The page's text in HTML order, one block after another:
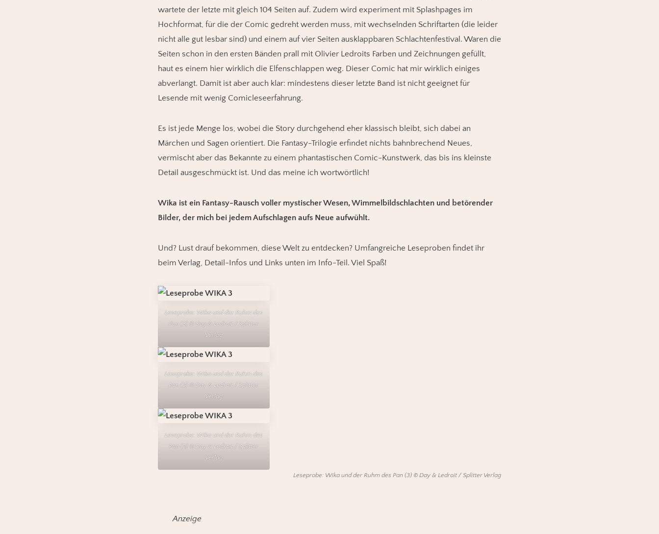
wartete der letzte mit gleich 104 Seiten auf. Zudem wird experiment mit Splashpages im
Hochformat, für die der Comic gedreht werden muss, mit wechselnden Schriftarten (die leider
nicht alle gut lesbar sind) und einem auf vier Seiten ausklappbaren Schlachtenfestival. Waren die
Seiten schon in den ersten Bänden prall mit Olivier Ledroits Farben und Zeichnungen gefüllt,
haut es einem hier wirklich die Elfenschlappen weg. Dieser Comic hat mir wirklich einiges
abverlangt. Damit ist aber auch klar: mindestens dieser letzte Band ist nicht geeignet für
Lesende mit wenig Comicleseerfahrung.
Es ist jede Menge los, wobei die Story durchgehend eher klassisch bleibt, sich dabei an
Märchen und Sagen orientiert. Die Fantasy-Trilogie erfindet nichts bahnbrechend Neues,
vermischt aber das Bekannte zu einem phantastischen Comic-Kunstwerk, das bis ins kleinste
Detail ausgeschmückt ist. Und das meine ich wortwörtlich!
Wika ist ein Fantasy-Rausch voller mystischer Wesen, Wimmelbildschlachten und betörender
Bilder, der mich bei jedem Aufschlagen aufs Neue aufwühlt.
Und? Lust drauf bekommen, diese Welt zu entdecken? Umfangreiche Leseproben findet ihr
beim Verlag, Detail-Infos und Links unten im Info-Teil. Viel Spaß!
Leseprobe: Wika und der Ruhm des
Pan (3) © Day & Ledroit / Splitter
Verlag
Leseprobe: Wika und der Ruhm des
Pan (3) © Day & Ledroit / Splitter
Verlag
Leseprobe: Wika und der Ruhm des
Pan (3) © Day & Ledroit / Splitter
Verlag
Leseprobe: Wika und der Ruhm des Pan (3) © Day & Ledroit / Splitter Verlag
Anzeige